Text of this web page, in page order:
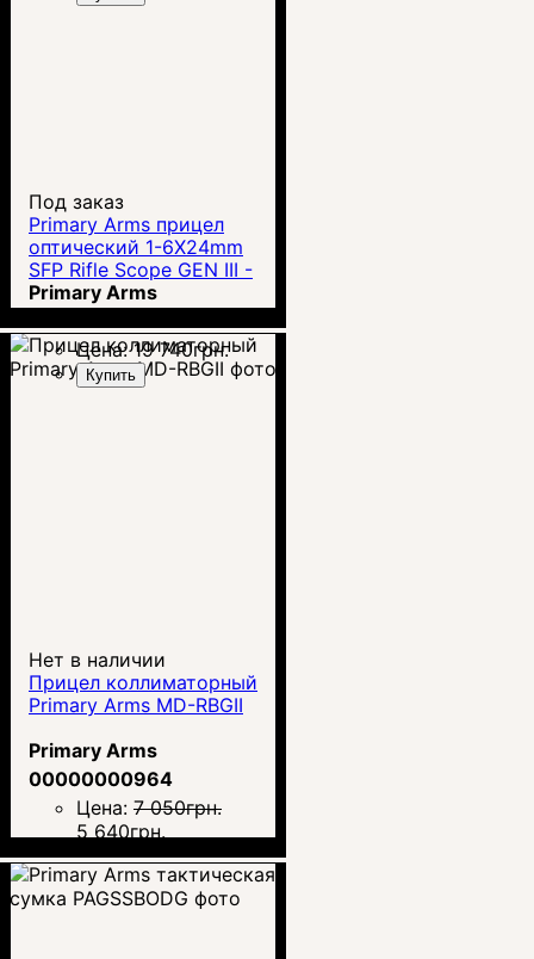
Под заказ
Primary Arms прицел
оптический 1-6X24mm
SFP Rifle Scope GEN III -
Illuminated ACSS 5.56 /
5.45 / .308
Primary Arms
Цена:19 740грн.
Купить
Нет в наличии
Прицел коллиматорный
Primary Arms MD-RBGII
Primary Arms
00000000964
Цена: 7 050грн.
5 640грн.